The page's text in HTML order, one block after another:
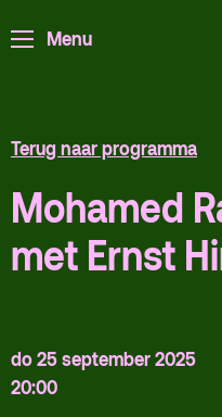
Menu
organiseren
Terug naar programma
Mohamed
met Ernst
do 25 september 2025
20:00